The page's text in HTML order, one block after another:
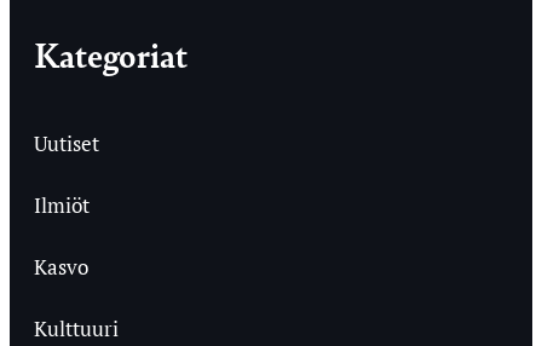
Kategoriat
Uutiset
Ilmiöt
Kasvo
Kulttuuri